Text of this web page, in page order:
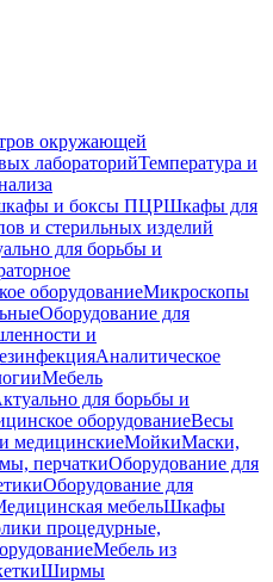
окружающей
лабораторийТемпература и
и боксы ПЦРШкафы для
и стерильных изделий
для борьбы и
оборудованиеМикроскопы
Оборудование для
и
Аналитическое
Мебель
для борьбы и
оборудованиеВесы
медицинскиеМойкиМаски,
перчаткиОборудование для
Оборудование для
мебельШкафы
процедурные,
Мебель из
Ширмы